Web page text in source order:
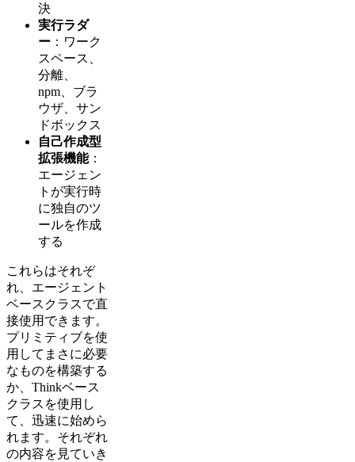
決
実行ラダ
ー ：ワーク
スペース、
分離、
npm、ブラ
ウザ、サン
ドボックス
自己作成型
拡張機能：
エージェン
トが実行時
に独自のツ
ールを作成
する
これらはそれぞ
れ、エージェント
ベースクラスで直
接使用できます。
プリミティブを使
用してまさに必要
なものを構築する
か、Thinkベース
クラスを使用し
て、迅速に始めら
れます。それぞれ
の内容を見ていき